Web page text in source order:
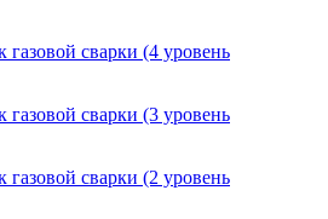
сварки (4 уровень
сварки (3 уровень
сварки (2 уровень